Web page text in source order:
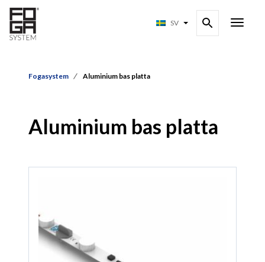
SV
Fogasystem Aluminium bas platta
Aluminium bas platta